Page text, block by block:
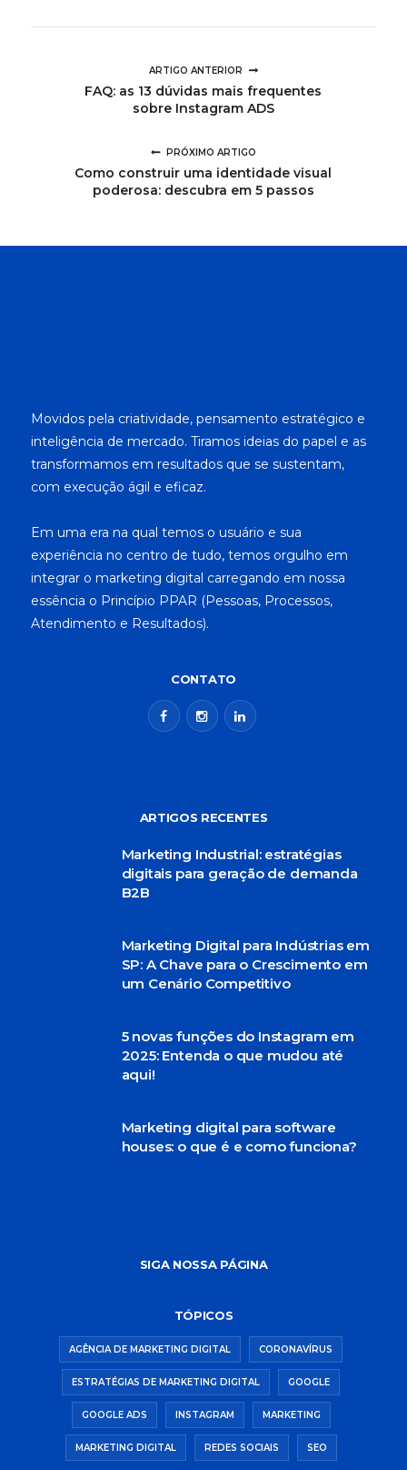
ARTIGO ANTERIOR
FAQ: as 13 dúvidas mais frequentes
sobre Instagram ADS
PRÓXIMO ARTIGO
Como construir uma identidade visual
poderosa: descubra em 5 passos
Movidos pela criatividade, pensamento estratégico e
inteligência de mercado. Tiramos ideias do papel e as
transformamos em resultados que se sustentam,
com execução ágil e eficaz.
Em uma era na qual temos o usuário e sua
experiência no centro de tudo, temos orgulho em
integrar o marketing digital carregando em nossa
essência o Princípio PPAR (Pessoas, Processos,
Atendimento e Resultados).
CONTATO
ARTIGOS RECENTES
Marketing Industrial: estratégias
digitais para geração de demanda
B2B
Marketing Digital para Indústrias em
SP: A Chave para o Crescimento em
um Cenário Competitivo
5 novas funções do Instagram em
2025: Entenda o que mudou até
aqui!
Marketing digital para software
houses: o que é e como funciona?
SIGA NOSSA PÁGINA
TÓPICOS
AGÊNCIA DE MARKETING DIGITAL CORONAVÍRUS
ESTRATÉGIAS DE MARKETING DIGITAL GOOGLE
GOOGLE ADS INSTAGRAM MARKETING
MARKETING DIGITAL REDES SOCIAIS SEO